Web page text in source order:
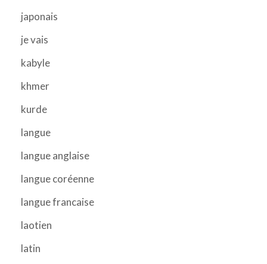
japonais
je vais
kabyle
khmer
kurde
langue
langue anglaise
langue coréenne
langue francaise
laotien
latin